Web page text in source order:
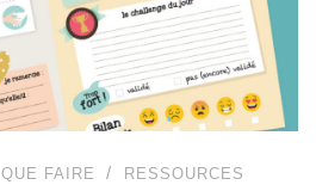
QUE FAIRE RESSOURCES